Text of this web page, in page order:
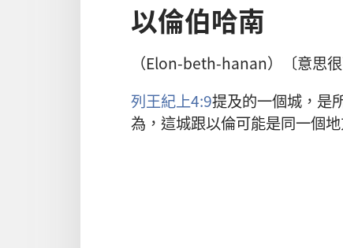
以倫伯哈南
（Elon-beth-hanan）〔意思
列王紀上4:9提及的一個城，是
為，這城跟以倫可能是同一個